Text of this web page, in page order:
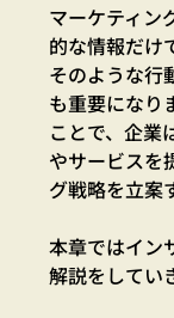
マーケティン
的な情報だけ
そのような行
も重要になり
ことで、企業
やサービスを
グ戦略を立案
本章ではイン
解説をしてい